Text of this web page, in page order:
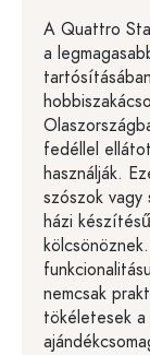
A Quattro
a
fedéllel
használják.
szószok vagy
házi
nemcsak
tökéletesek a